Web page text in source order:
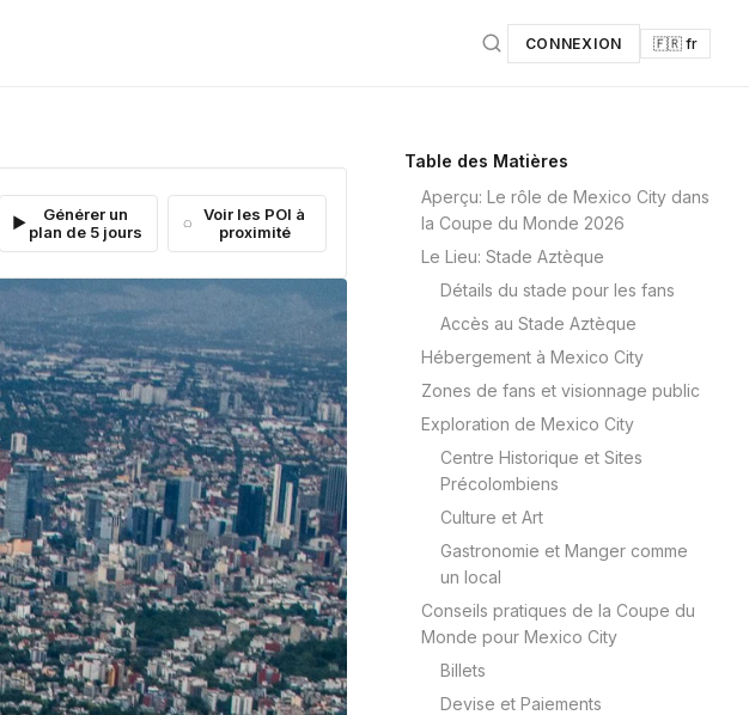
CONNEXION 🇫🇷 fr
Générer un
plan de 5 jours
Voir les POI à
proximité
Table des Matières
Aperçu: Le rôle de Mexico City dans
la Coupe du Monde 2026
Le Lieu: Stade Aztèque
Détails du stade pour les fans
Accès au Stade Aztèque
Hébergement à Mexico City
Zones de fans et visionnage public
Exploration de Mexico City
Centre Historique et Sites
Précolombiens
Culture et Art
Gastronomie et Manger comme
un local
Conseils pratiques de la Coupe du
Monde pour Mexico City
Billets
Devise et Paiements